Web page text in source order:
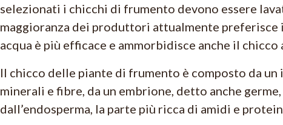
selezionati i chicchi di frumento devono essere
maggioranza dei produttori attualmente preferisce
acqua è più efficace e ammorbidisce anche il
Il chicco delle piante di frumento è composto da
minerali e fibre, da un embrione, detto anche
dall’endosperma, la parte più ricca di amidi e